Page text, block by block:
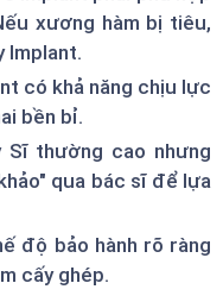
xương hàm bị tiêu,
Implant.
có khả năng chịu lực
bền bỉ.
Sĩ thường cao nhưng
qua bác sĩ để lựa
độ bảo hành rõ ràng
cấy ghép.